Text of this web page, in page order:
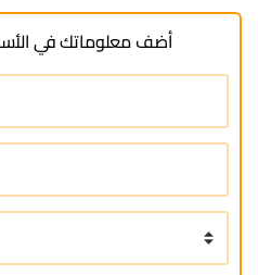
أضف معلوماتك في